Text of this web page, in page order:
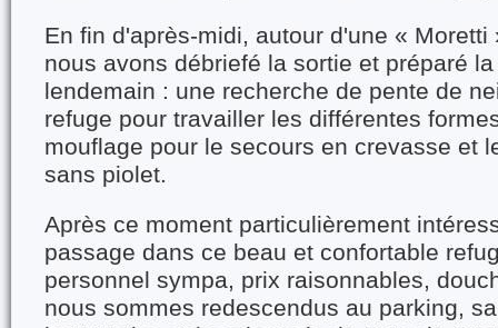
En fin d'après-midi, autour d'une « Moretti
nous avons débriefé la sortie et préparé
lendemain : une recherche de pente de
refuge pour travailler les différentes
mouflage pour le secours en crevasse et
sans piolet.
Après ce moment particulièrement
passage dans ce beau et confortable
personnel sympa, prix raisonnables,
nous sommes redescendus au parking,